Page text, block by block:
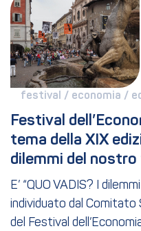
festival / economia /
Festival
tema della XIX
dilemmi del nostro
E’ “QUO VADIS? I
individuato dal Comitato
del Festival